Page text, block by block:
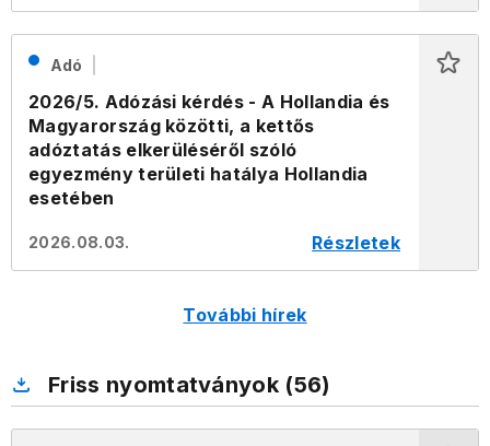
Adó
2026/5. Adózási kérdés - A Hollandia és
Magyarország közötti, a kettős
adóztatás elkerüléséről szóló
egyezmény területi hatálya Hollandia
esetében
2026.08.03. Részletek
További hírek
Friss nyomtatványok (56)